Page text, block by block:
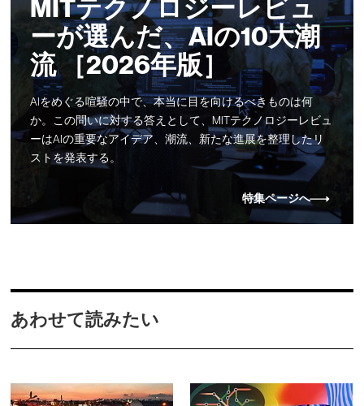
MITテクノロジーレビュ
ーが選んだ、AIの10大潮
流 ［2026年版］
AIをめぐる喧騒の中で、本当に目を向けるべきものは何
か。この問いに対する答えとして、MITテクノロジーレビュ
ーはAIの重要なアイデア、潮流、新たな進展を整理したリ
ストを発表する。
特集ページへ
あわせて読みたい